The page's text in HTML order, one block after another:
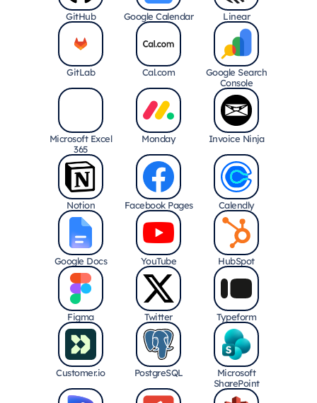
GitHub Google Calendar Linear
GitLab Cal.com
Google Search
Console
Microsoft Excel
365
Monday Invoice Ninja
Notion Facebook Pages Calendly
Google Docs YouTube HubSpot
Figma Twitter Typeform
Customer.io PostgreSQL
Microsoft
SharePoint